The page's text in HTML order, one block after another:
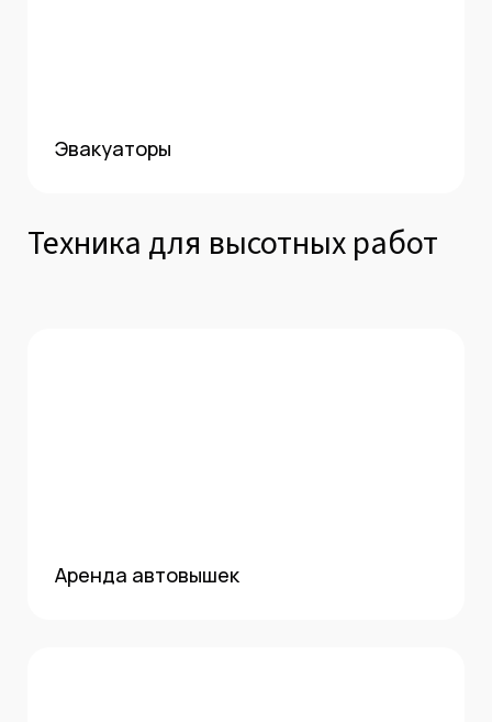
Эвакуаторы
Техника для высотных работ
Аренда автовышек